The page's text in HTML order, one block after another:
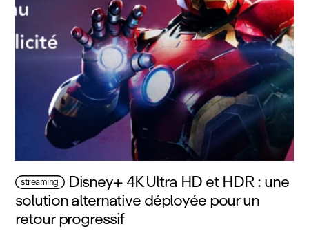
streaming Disney+ 4K Ultra HD et HDR : une
solution alternative déployée pour un
retour progressif